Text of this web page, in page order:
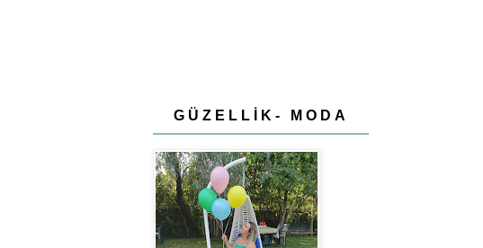
GÜZELLİK- MODA